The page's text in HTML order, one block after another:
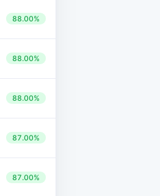
88.00%
88.00%
88.00%
87.00%
87.00%